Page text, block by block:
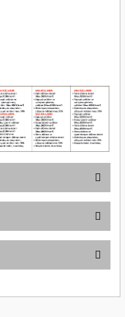
kullanarak tarafımıza